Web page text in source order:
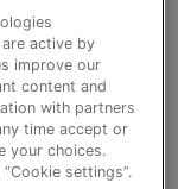
active by
improve our
content and
with partners
time accept or
your choices.
settings”.